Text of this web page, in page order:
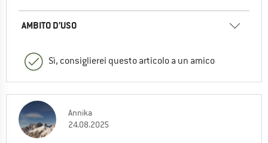
AMBITO D’USO
Sì, consiglierei questo articolo a un amico
Annika
24.08.2025